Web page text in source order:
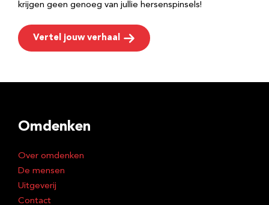
krijgen geen genoeg van jullie hersenspinsels!
Vertel jouw verhaal
Omdenken
Over omdenken
De mensen
Uitgeverij
Contact